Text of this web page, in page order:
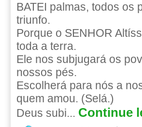
BATEI palmas, todos os
triunfo.
Porque o SENHOR
toda a terra.
Ele nos subjugará os
nossos pés.
Escolherá para nós a
quem amou. (Selá.)
Deus subi... Continue